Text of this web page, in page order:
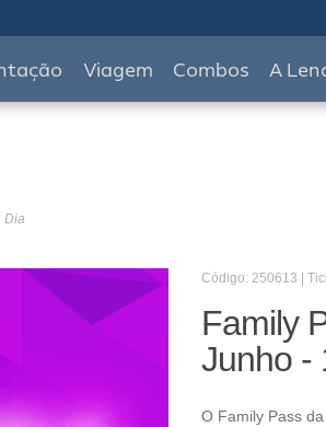
Viagem Combos A
Dia
Código: 250613 |
Family
Junho -
O Family Pass